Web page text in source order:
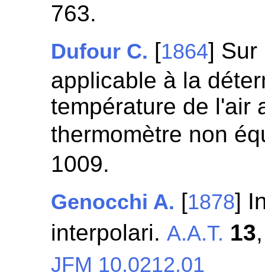
763.
Dufour C. [1864] Sur
applicable à la
température de l'air
thermomètre non
1009.
Genocchi A. [1878]
interpolari.A.A.T. 13
JFM 10.0212.01